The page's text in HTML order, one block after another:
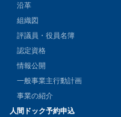
沿革
組織図
評議員・役員名簿
認定資格
情報公開
一般事業主行動計画
事業の紹介
人間ドック予約申込